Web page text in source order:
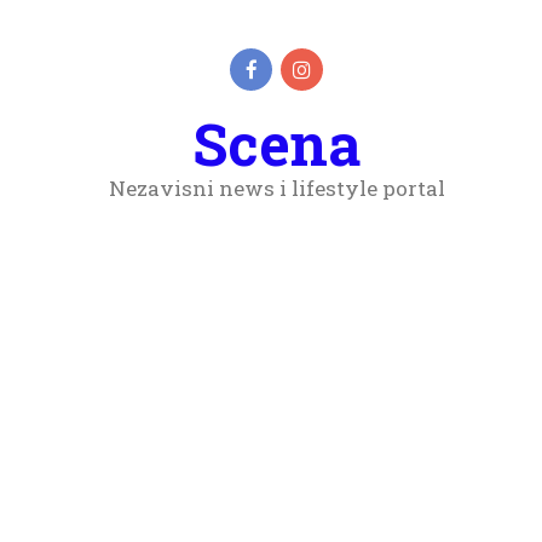
Scena
Nezavisni news i lifestyle portal